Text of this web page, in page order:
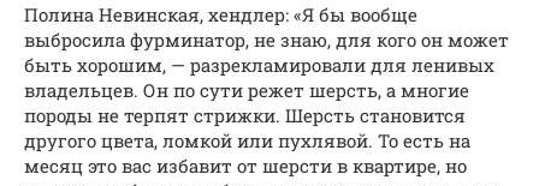
Полина Невинская, хендлер: «Я бы вообще
выбросила фурминатор, не знаю, для кого он может
быть хорошим, — разрекламировали для ленивых
владельцев. Он по сути режет шерсть, а многие
породы не терпят стрижки. Шерсть становится
другого цвета, ломкой или пухлявой. То есть на
месяц это вас избавит от шерсти в квартире, но